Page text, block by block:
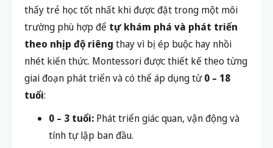
thấy trẻ học tốt nhất khi được đặt trong một môi
trường phù hợp để tự khám phá và phát triển
theo nhịp độ riêng thay vì bị ép buộc hay nhồi
nhét kiến thức. Montessori được thiết kế theo từng
giai đoạn phát triển và có thể áp dụng từ0 – 18
tuổi:
0 – 3 tuổi: Phát triển giác quan, vận động và
tính tự lập ban đầu.